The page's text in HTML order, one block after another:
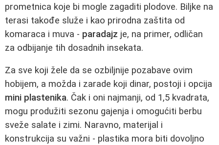
prometnica koje bi mogle zagaditi plodove. Biljke na
terasi takođe služe i kao prirodna zaštita od
komaraca i muva - paradajz je, na primer, odličan
za odbijanje tih dosadnih insekata.
Za sve koji žele da se ozbiljnije pozabave ovim
hobijem, a možda i zarade koji dinar, postoji i opcija
mini plastenika. Čak i oni najmanji, od 1,5 kvadrata,
mogu produžiti sezonu gajenja i omogućiti berbu
sveže salate i zimi. Naravno, materijal i
konstrukcija su važni - plastika mora biti dovoljno